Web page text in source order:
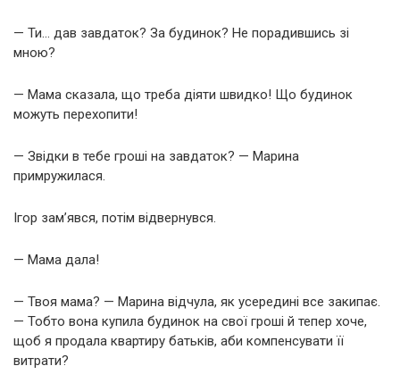
— Ти… дав завдаток? За будинок? Не порадившись зі
мною?
— Мама сказала, що треба діяти швидко! Що будинок
можуть перехопити!
— Звідки в тебе гроші на завдаток? — Марина
примружилася.
Ігор зам’явся, потім відвернувся.
— Мама дала!
— Твоя мама? — Марина відчула, як усередині все закипає.
— Тобто вона купила будинок на свої гроші й тепер хоче,
щоб я продала квартиру батьків, аби компенсувати її
витрати?